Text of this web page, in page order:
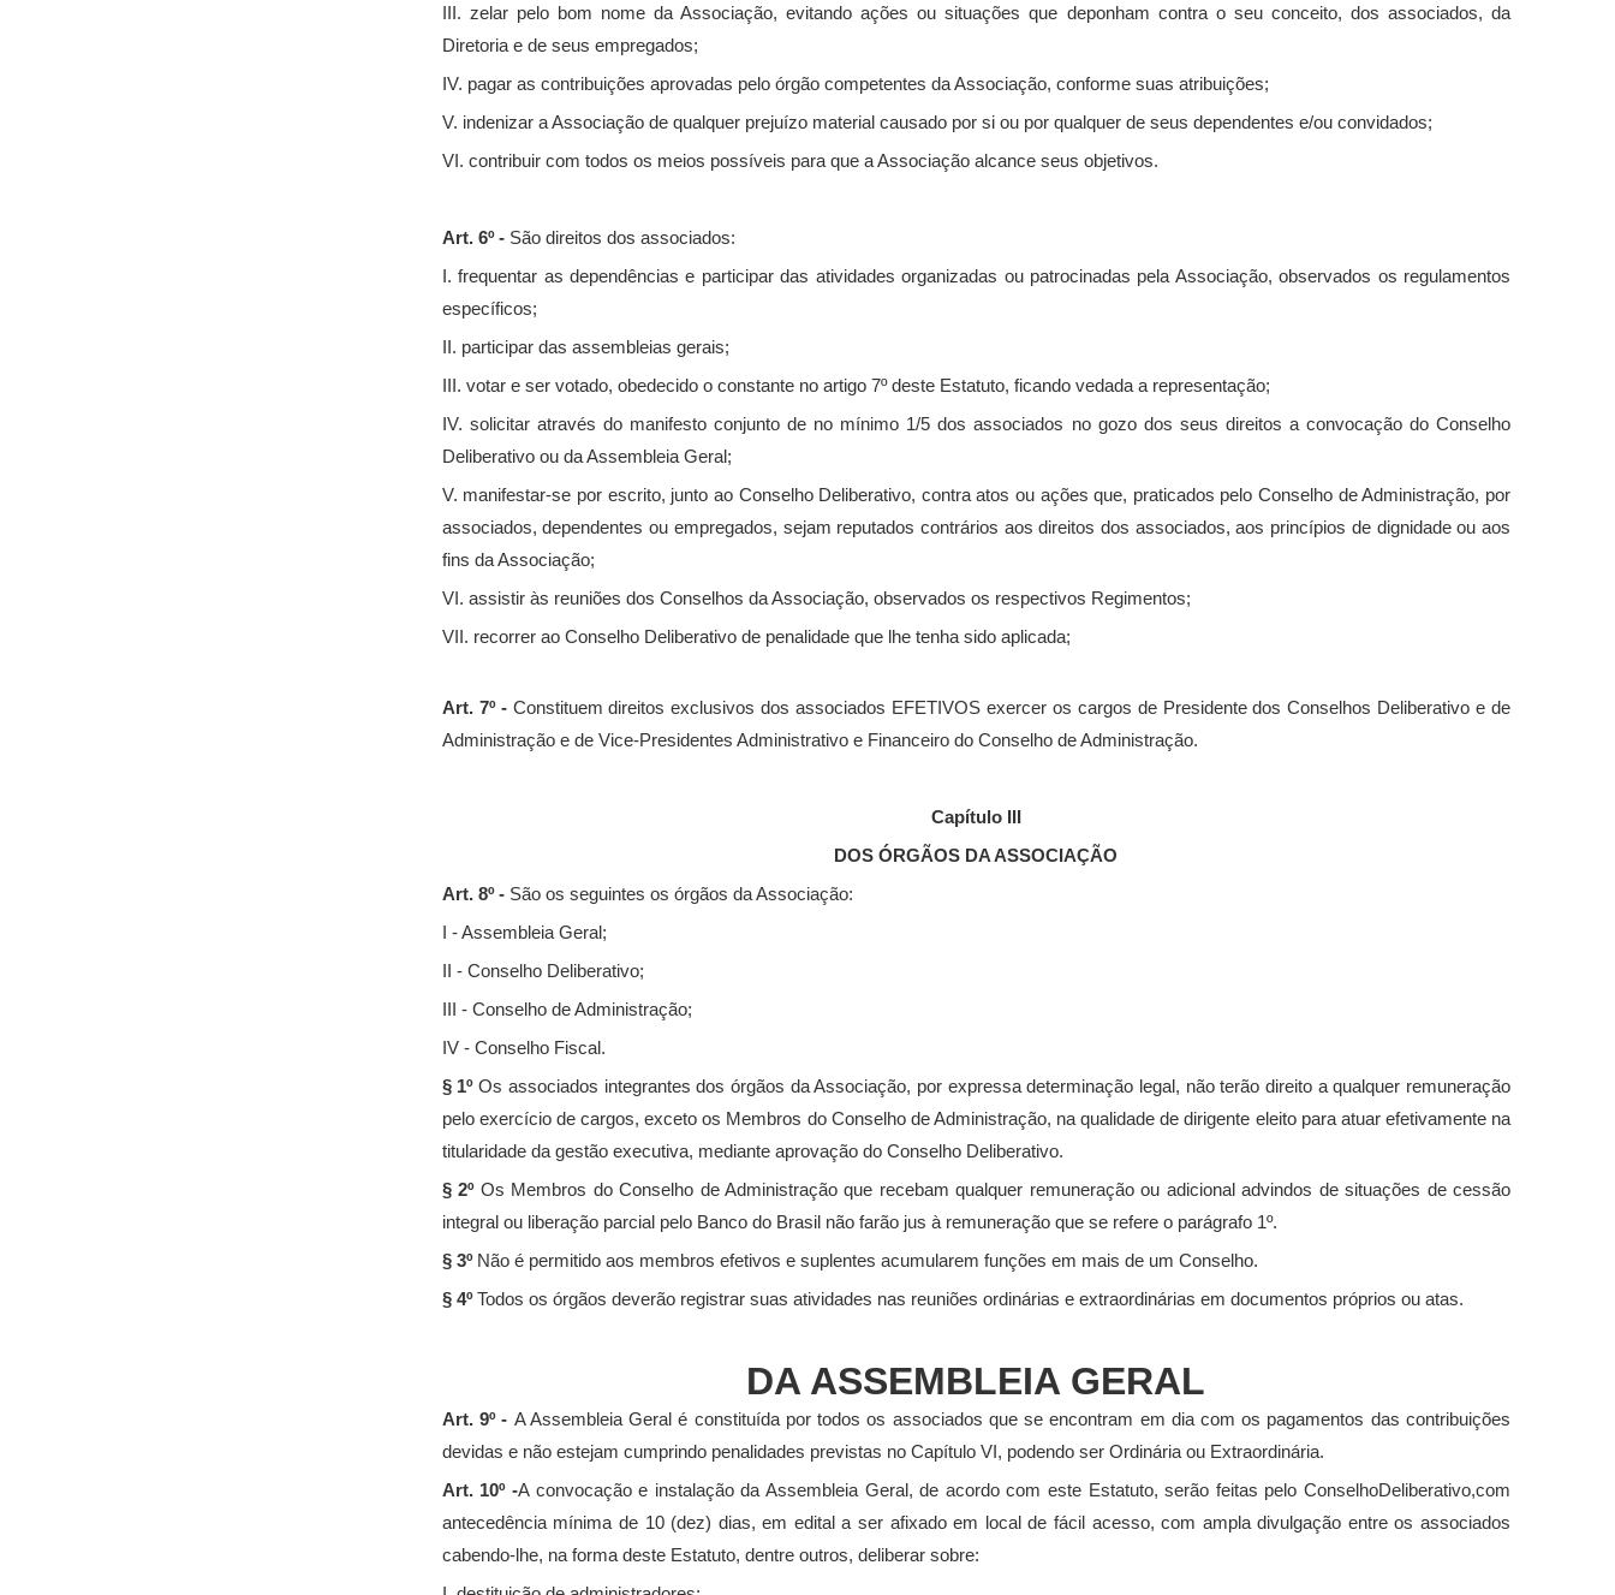
III. zelar pelo bom nome da Associação, evitando ações ou situações que deponham contra o seu conceito, dos associados, da
Diretoria e de seus empregados;
IV. pagar as contribuições aprovadas pelo órgão competentes da Associação, conforme suas atribuições;
V. indenizar a Associação de qualquer prejuízo material causado por si ou por qualquer de seus dependentes e/ou convidados;
VI. contribuir com todos os meios possíveis para que a Associação alcance seus objetivos.
Art. 6º - São direitos dos associados:
I. frequentar as dependências e participar das atividades organizadas ou patrocinadas pela Associação, observados os regulamentos
específicos;
II. participar das assembleias gerais;
III. votar e ser votado, obedecido o constante no artigo 7º deste Estatuto, ficando vedada a representação;
IV. solicitar através do manifesto conjunto de no mínimo 1/5 dos associados no gozo dos seus direitos a convocação do Conselho
Deliberativo ou da Assembleia Geral;
V. manifestar-se por escrito, junto ao Conselho Deliberativo, contra atos ou ações que, praticados pelo Conselho de Administração, por
associados, dependentes ou empregados, sejam reputados contrários aos direitos dos associados, aos princípios de dignidade ou aos
fins da Associação;
VI. assistir às reuniões dos Conselhos da Associação, observados os respectivos Regimentos;
VII. recorrer ao Conselho Deliberativo de penalidade que lhe tenha sido aplicada;
Art. 7º -Constituem direitos exclusivos dos associados EFETIVOS exercer os cargos de Presidente dos Conselhos Deliberativo e de
Administração e de Vice-Presidentes Administrativo e Financeiro do Conselho de Administração.
Capítulo III
DOS ÓRGÃOS DA ASSOCIAÇÃO
Art. 8º - São os seguintes os órgãos da Associação:
I - Assembleia Geral;
II - Conselho Deliberativo;
III - Conselho de Administração;
IV - Conselho Fiscal.
§ 1ºOs associados integrantes dos órgãos da Associação, por expressa determinação legal, não terão direito a qualquer remuneração
pelo exercício de cargos, exceto os Membros do Conselho de Administração, na qualidade de dirigente eleito para atuar efetivamente na
titularidade da gestão executiva, mediante aprovação do Conselho Deliberativo.
§ 2ºOs Membros do Conselho de Administração que recebam qualquer remuneração ou adicional advindos de situações de cessão
integral ou liberação parcial pelo Banco do Brasil não farão jus à remuneração que se refere o parágrafo 1º.
§ 3ºNão é permitido aos membros efetivos e suplentes acumularem funções em mais de um Conselho.
§ 4ºTodos os órgãos deverão registrar suas atividades nas reuniões ordinárias e extraordinárias em documentos próprios ou atas.
DA ASSEMBLEIA GERAL
Art. 9º - A Assembleia Geral é constituída por todos os associados que se encontram em dia com os pagamentos das contribuições
devidas e não estejam cumprindo penalidades previstas no Capítulo VI, podendo ser Ordinária ou Extraordinária.
Art. 10º -A convocação e instalação da Assembleia Geral, de acordo com este Estatuto, serão feitas pelo ConselhoDeliberativo,com
antecedência mínima de 10 (dez) dias, em edital a ser afixado em local de fácil acesso, com ampla divulgação entre os associados
cabendo-lhe, na forma deste Estatuto, dentre outros, deliberar sobre: